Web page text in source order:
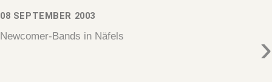
08 SEPTEMBER 2003
Newcomer-Bands in Näfels ›